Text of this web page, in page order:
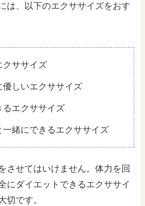
は、以下のエクササイズをおす
クササイズ
優しいエクササイズ
るエクササイズ
一緒にできるエクササイズ
させてはいけません。体力を回
にダイエットできるエクササイ
切です。